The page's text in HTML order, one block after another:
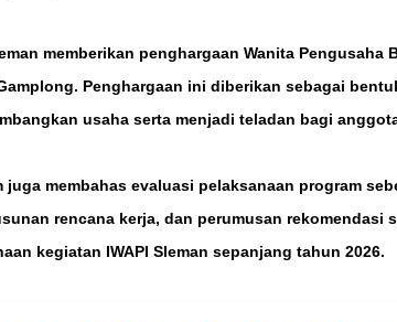
memberikan penghargaan Wanita Pengusaha
Penghargaan ini diberikan sebagai
usaha serta menjadi teladan bagi
membahas evaluasi pelaksanaan program
rencana kerja, dan perumusan rekomendasi
kegiatan IWAPI Sleman sepanjang tahun 2026.